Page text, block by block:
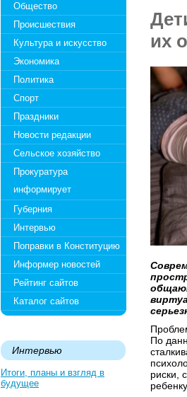
Общество
Происшествия
Культура и искусство
Экономика
Политика
Спорт
Праздники
Новости редакции
Сельское хозяйство
Прокуратура
информирует
Губерния
Интервью
Поправки в Конституцию
Информер новостей
Рейтинг сайтов
Каталог сайтов
Интервью
Итоги, планы и взгляд в
будущее
их
По
риски,
ребенку.